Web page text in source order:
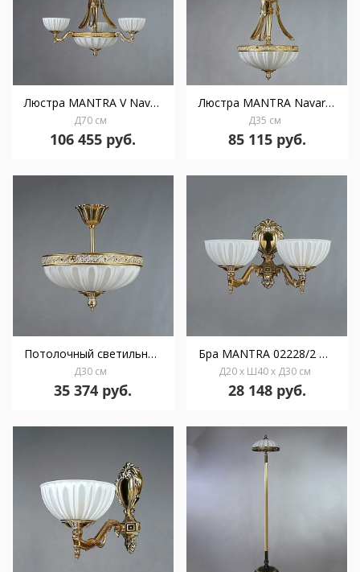
Люстра MANTRA V Navarra Ambiente 6L 02228/3 WP
Д70 см
106 455 руб.
Люстра MANTRA Navarra Ambiente 5L 02228 WP
Д35 см
85 115 руб.
Потолочный светильник MANTRA Navarra Ambiente 3L 02228/30 PL WP
Д30 см
35 374 руб.
Бра MANTRA 02228/2 WP
Д20 x Ш40 x Д30 см
28 148 руб.